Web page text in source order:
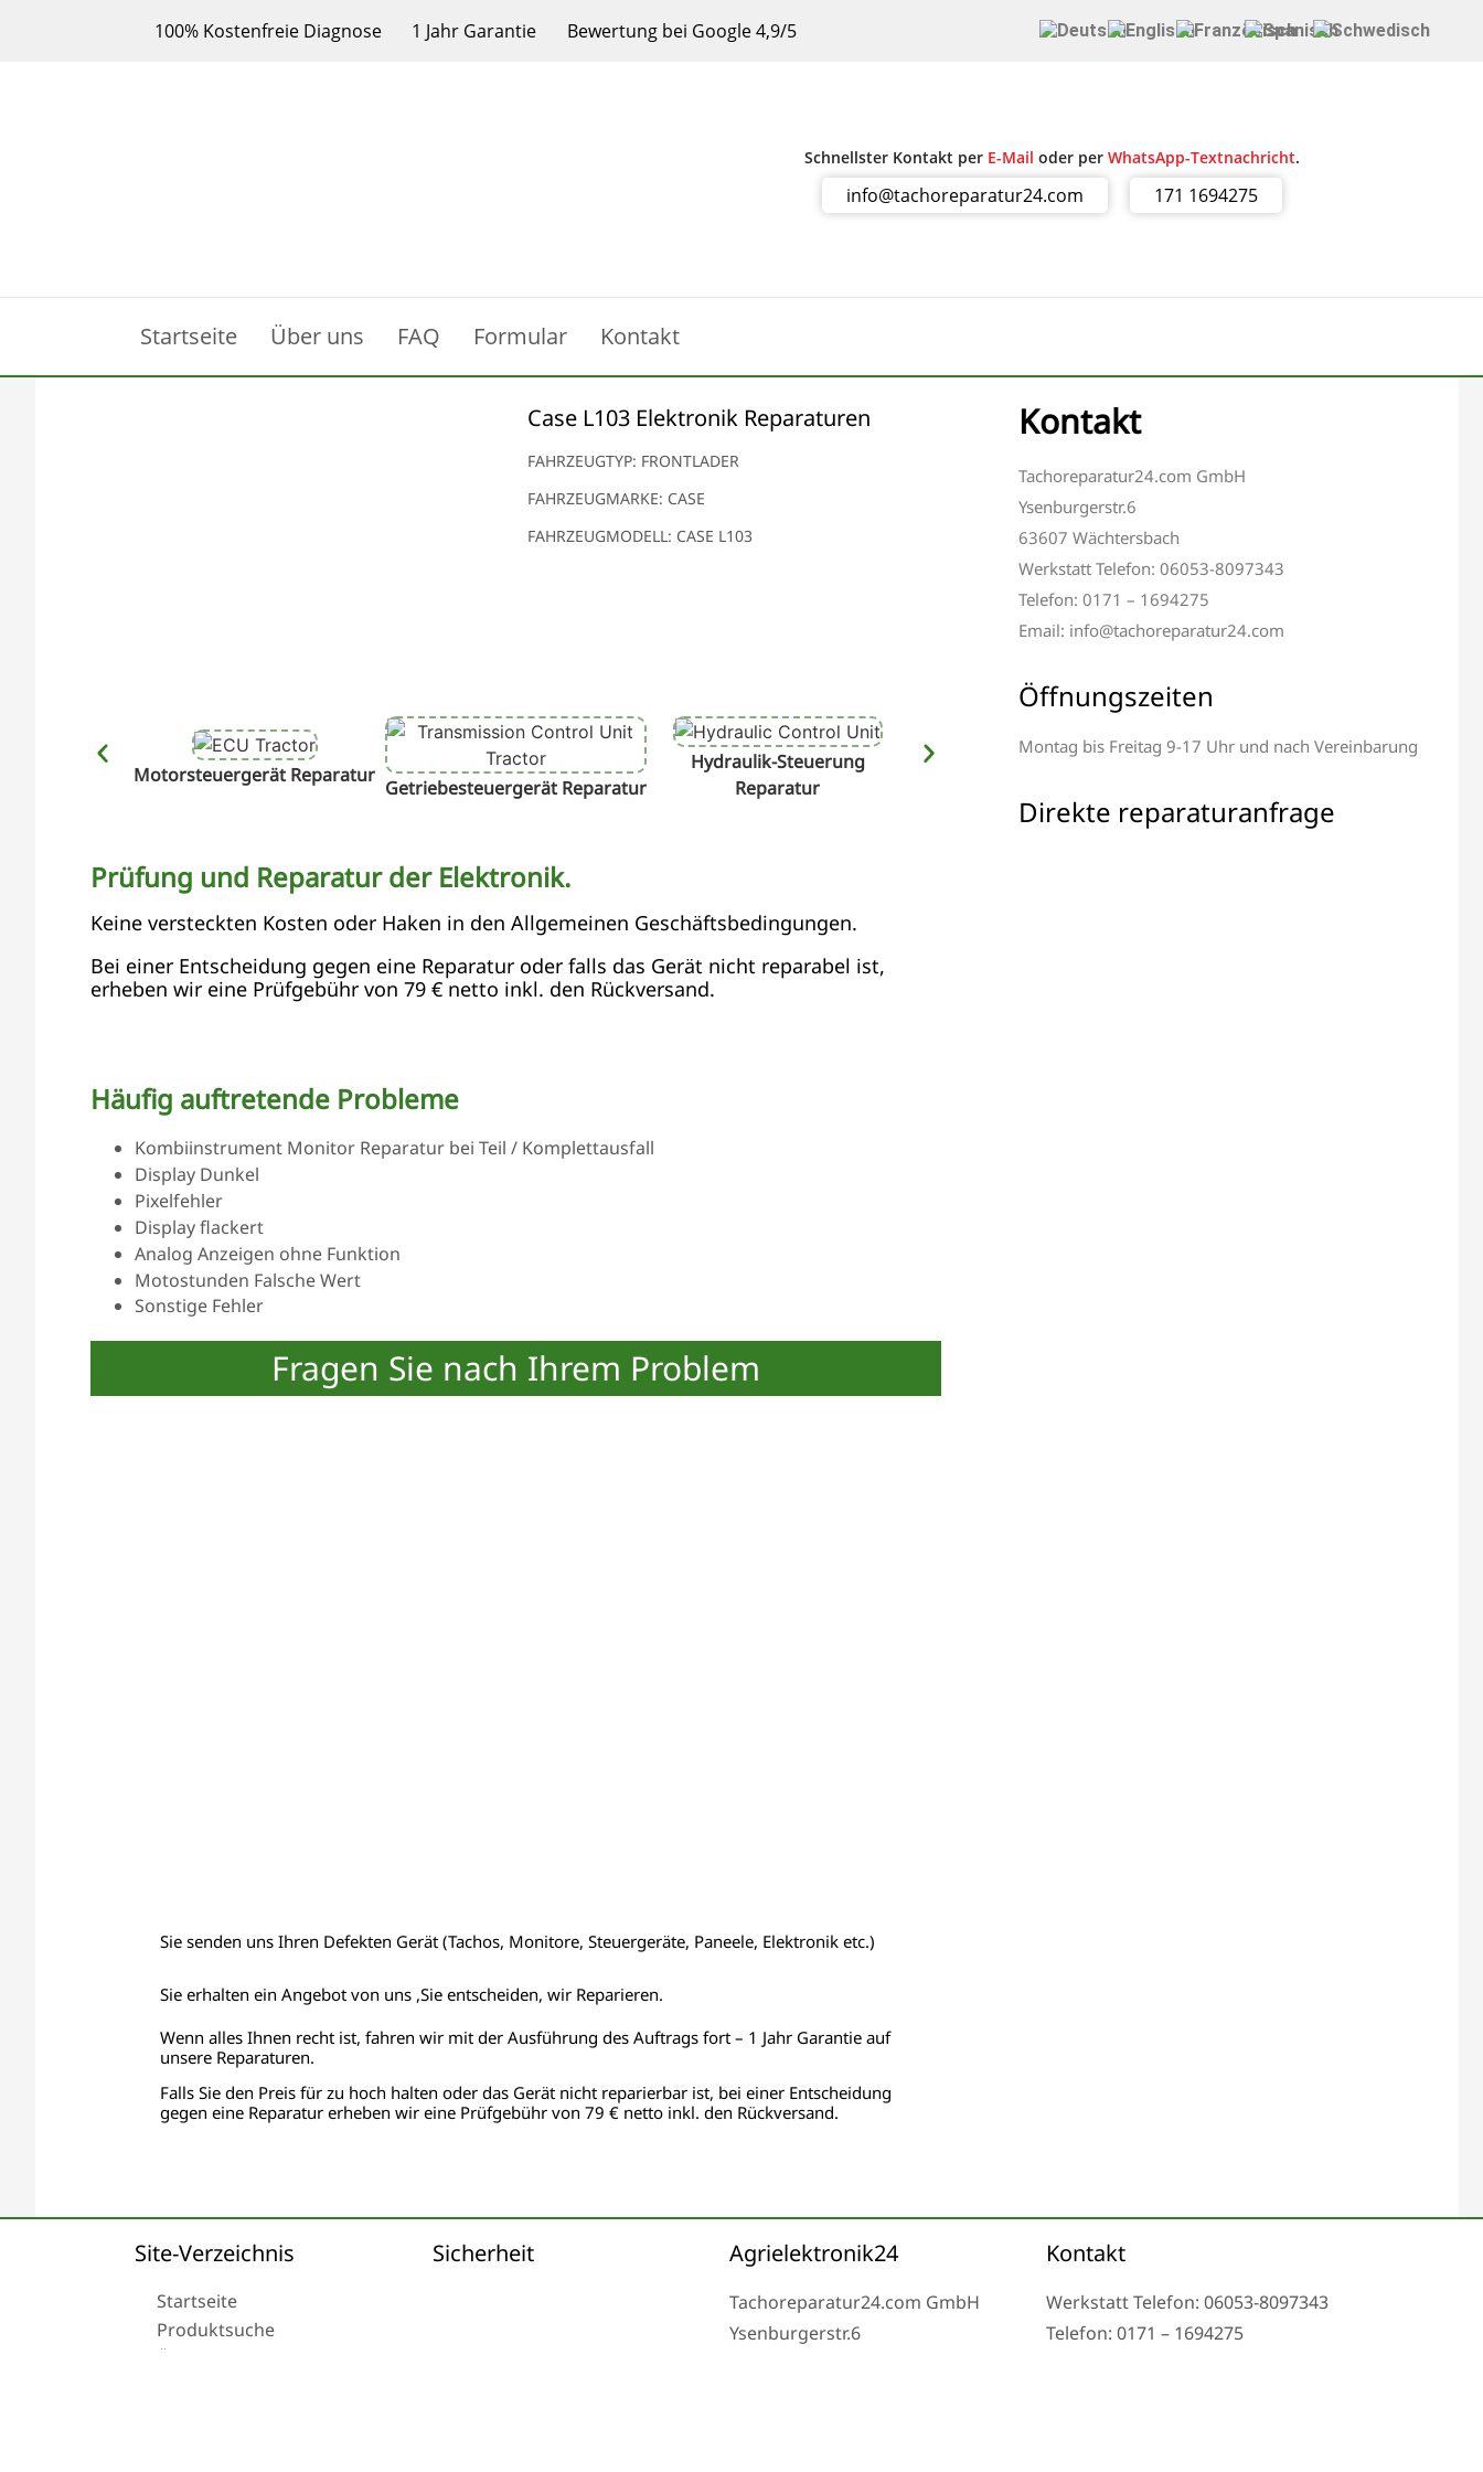
100% Kostenfreie Diagnose 1 Jahr Garantie Bewertung bei Google 4,9/5
Schnellster Kontakt per E-Mail oder perWhatsApp-Textnachricht.
info@tachoreparatur24.com 171 1694275
Startseite Über uns FAQ Formular Kontakt
Case L103 Elektronik Reparaturen
FAHRZEUGTYP: FRONTLADER
FAHRZEUGMARKE: CASE
FAHRZEUGMODELL: CASE L103
Motorsteuergerät Reparatur
Getriebesteuergerät Reparatur
Hydraulik-Steuerung
Reparatur
Reparatur
Prüfung und Reparatur der Elektronik.
Keine versteckten Kosten oder Haken in den Allgemeinen Geschäftsbedingungen.
Bei einer Entscheidung gegen eine Reparatur oder falls das Gerät nicht reparabel ist,
erheben wir eine Prüfgebühr von 79 € netto inkl. den Rückversand.
Häufig auftretende Probleme
Kombiinstrument Monitor Reparatur bei Teil / Komplettausfall
Display Dunkel
Pixelfehler
Display flackert
Analog Anzeigen ohne Funktion
Motostunden Falsche Wert
Sonstige Fehler
Fragen Sie nach Ihrem Problem
Sie senden uns Ihren Defekten Gerät (Tachos, Monitore, Steuergeräte, Paneele, Elektronik etc.)
Sie erhalten ein Angebot von uns ,Sie entscheiden, wir Reparieren.
Wenn alles Ihnen recht ist, fahren wir mit der Ausführung des Auftrags fort – 1 Jahr Garantie auf
unsere Reparaturen.
Falls Sie den Preis für zu hoch halten oder das Gerät nicht reparierbar ist, bei einer Entscheidung
gegen eine Reparatur erheben wir eine Prüfgebühr von 79 € netto inkl. den Rückversand.
Kontakt
Tachoreparatur24.com GmbH
Ysenburgerstr.6
63607 Wächtersbach
Werkstatt Telefon: 06053-8097343
Telefon: 0171 – 1694275
Email: info@tachoreparatur24.com
Öffnungszeiten
Montag bis Freitag 9-17 Uhr und nach Vereinbarung
Direkte reparaturanfrage
Site-Verzeichnis
Startseite
Produktsuche
Sicherheit Agrielektronik24
Tachoreparatur24.com GmbH
Ysenburgerstr.6
Kontakt
Werkstatt Telefon: 06053-8097343
Telefon: 0171 – 1694275